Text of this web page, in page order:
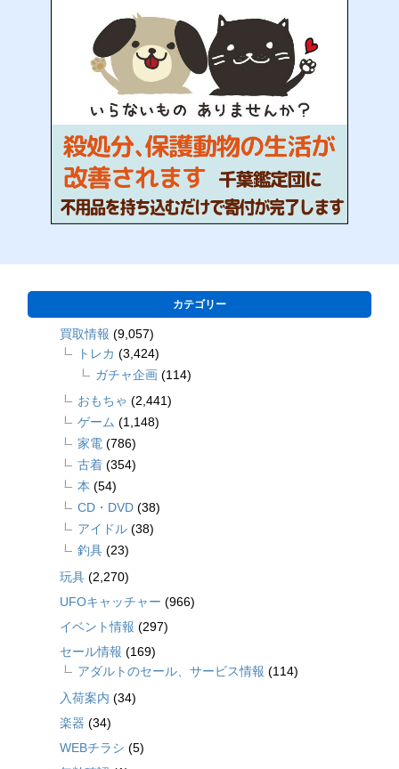
カテゴリー
買取情報 (9,057)
トレカ (3,424)
ガチャ企画 (114)
おもちゃ (2,441)
ゲーム (1,148)
家電 (786)
古着 (354)
本 (54)
CD・DVD (38)
アイドル (38)
釣具 (23)
玩具 (2,270)
UFOキャッチャー (966)
イベント情報 (297)
セール情報 (169)
アダルトのセール、サービス情報 (114)
入荷案内 (34)
楽器 (34)
WEBチラシ (5)